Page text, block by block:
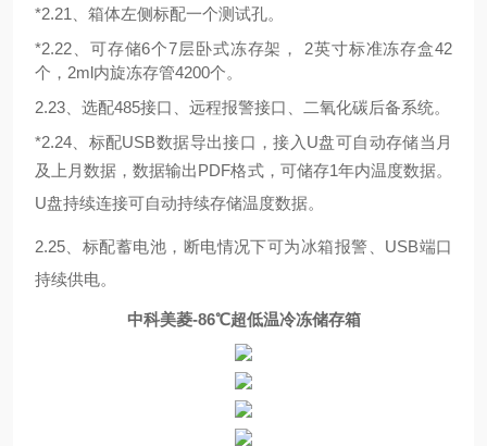
*2.21、箱体左侧标配一个测试孔。
*2.22、可存储6个7层卧式冻存架， 2英寸标准冻存盒42
个，2ml内旋冻存管4200个。
2.23、选配485接口、远程报警接口、二氧化碳后备系统。
*2.24、标配USB数据导出接口，接入U盘可自动存储当月
及上月数据，数据输出PDF格式，可储存1年内温度数据。
U盘持续连接可自动持续存储温度数据。
2.25 、标配蓄电池，断电情况下可为冰箱报警、 USB端口
持续供电。
中科美菱-86℃超低温冷冻储存箱